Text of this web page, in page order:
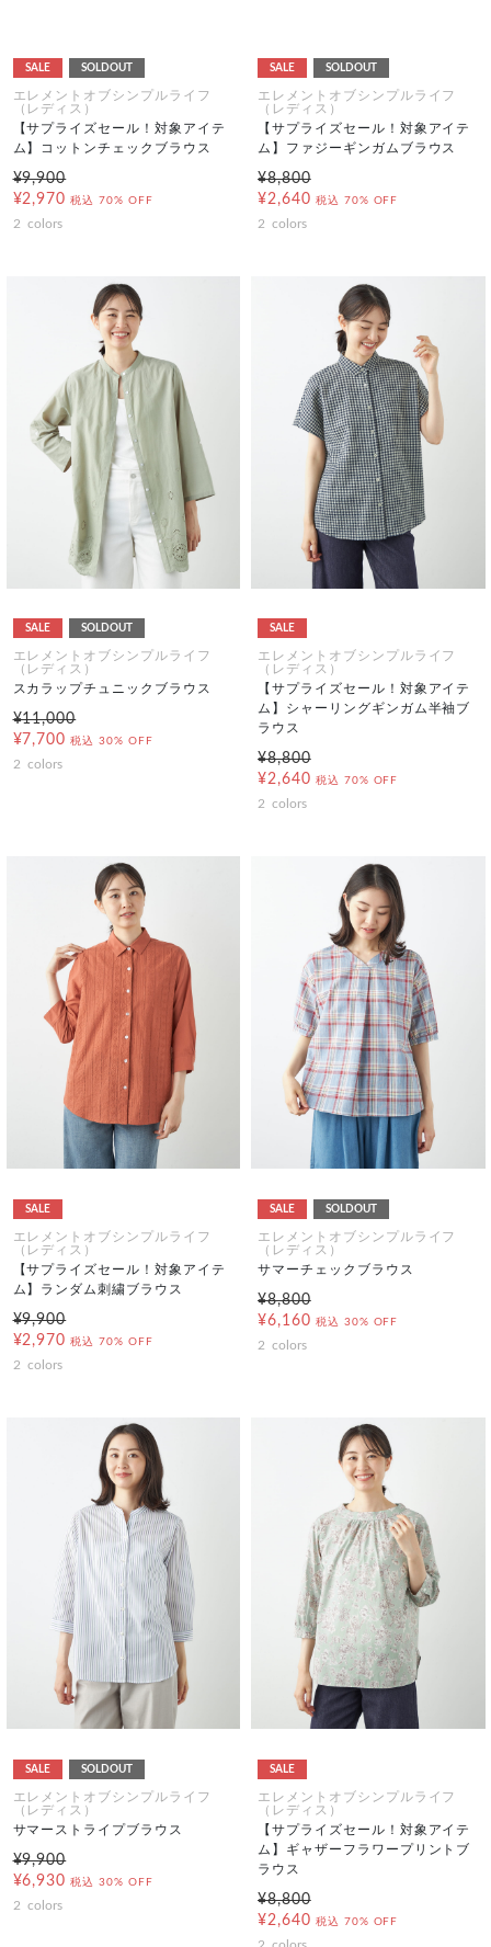
SALE SOLDOUT
エレメントオブシンプルライフ
（レディス）
【サプライズセール！対象アイテ
ム】コットンチェックブラウス
¥9,900
¥2,970 税込 70% OFF
2 colors
SALE SOLDOUT
エレメントオブシンプルライフ
（レディス）
【サプライズセール！対象アイテ
ム】ファジーギンガムブラウス
¥8,800
¥2,640 税込 70% OFF
2 colors
SALE SOLDOUT
エレメントオブシンプルライフ
（レディス）
スカラップチュニックブラウス
¥11,000
¥7,700 税込 30% OFF
2 colors
SALE
エレメントオブシンプルライフ
（レディス）
【サプライズセール！対象アイテ
ム】シャーリングギンガム半袖ブ
ラウス
¥8,800
¥2,640 税込 70% OFF
2 colors
SALE
エレメントオブシンプルライフ
（レディス）
【サプライズセール！対象アイテ
ム】ランダム刺繍ブラウス
¥9,900
¥2,970 税込 70% OFF
2 colors
SALE SOLDOUT
エレメントオブシンプルライフ
（レディス）
サマーチェックブラウス
¥8,800
¥6,160 税込 30% OFF
2 colors
SALE SOLDOUT
エレメントオブシンプルライフ
（レディス）
サマーストライプブラウス
¥9,900
¥6,930 税込 30% OFF
2 colors
SALE
エレメントオブシンプルライフ
（レディス）
【サプライズセール！対象アイテ
ム】ギャザーフラワープリントブ
ラウス
¥8,800
¥2,640 税込 70% OFF